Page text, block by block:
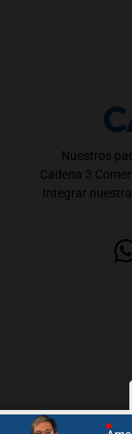
Nuestros
Cadena 3
Integrar nuestra